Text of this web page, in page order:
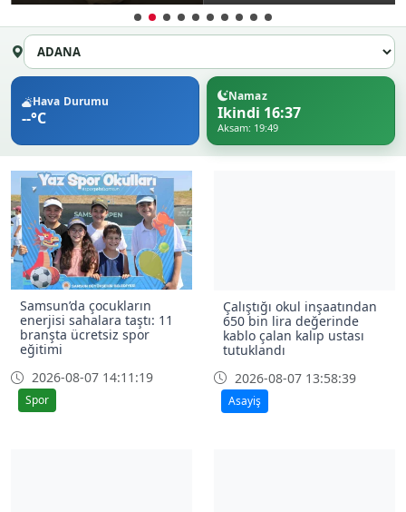
Hava Durumu
--°C
Namaz
Ikindi 16:37
Aksam: 19:49
Samsun’da çocukların
enerjisi sahalara taştı: 11
branşta ücretsiz spor
eğitimi
2026-08-07 14:11:19
Spor
Çalıştığı okul inşaatından
650 bin lira değerinde
kablo çalan kalıp ustası
tutuklandı
2026-08-07 13:58:39
Asayiş